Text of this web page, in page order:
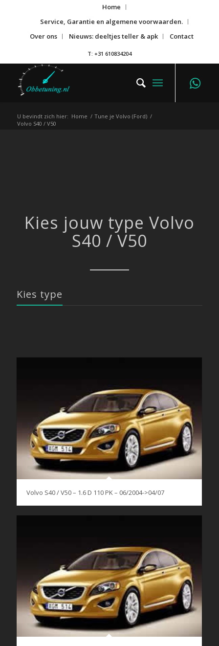
Home
Service, Garantie en algemene voorwaarden.
Over ons
Nieuws: deeltjes teller & apk Contact
T: +31 610834204
U bevindt zich hier: Home / Tune je Volvo (Ford) /
Volvo S40 / V50
Kies jouw type Volvo
S40 / V50
Kies type
Volvo S40 / V50 – 1.6 D 110 PK – 06/2004->04/07